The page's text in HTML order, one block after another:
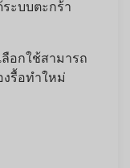
ะบบตะกร้า
ลือกใช้สามารถ
งรื้อทำใหม่